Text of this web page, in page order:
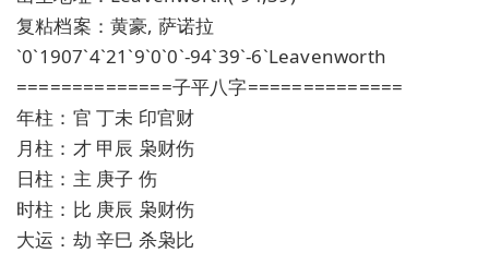
复粘档案：黄豪, 萨诺拉
`0`1907`4`21`9`0`0`-94`39`-6`Leavenworth
==============子平八字==============
年柱：官 丁未 印官财
月柱：才 甲辰 枭财伤
日柱：主 庚子 伤
时柱：比 庚辰 枭财伤
大运：劫 辛巳 杀枭比